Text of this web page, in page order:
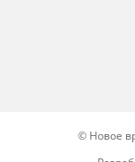
© Новое